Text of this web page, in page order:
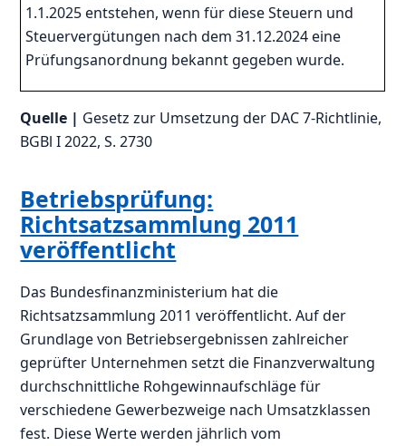
1.1.2025 entstehen, wenn für diese Steuern und
Steuervergütungen nach dem 31.12.2024 eine
Prüfungsanordnung bekannt gegeben wurde.
Quelle | Gesetz zur Umsetzung der DAC 7-Richtlinie,
BGBl I 2022, S. 2730
Betriebsprüfung:
Richtsatzsammlung 2011
veröffentlicht
Das Bundesfinanzministerium hat die
Richtsatzsammlung 2011 veröffentlicht. Auf der
Grundlage von Betriebsergebnissen zahlreicher
geprüfter Unternehmen setzt die Finanzverwaltung
durchschnittliche Rohgewinnaufschläge für
verschiedene Gewerbezweige nach Umsatzklassen
fest. Diese Werte werden jährlich vom